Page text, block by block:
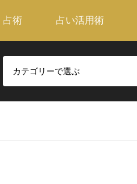
占術 占い活用術
カテゴリーで選ぶ